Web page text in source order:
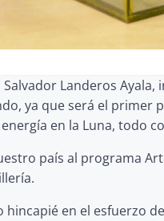
Landeros
ya que será el
en la Luna, todo
país al programa
en el esfuerzo